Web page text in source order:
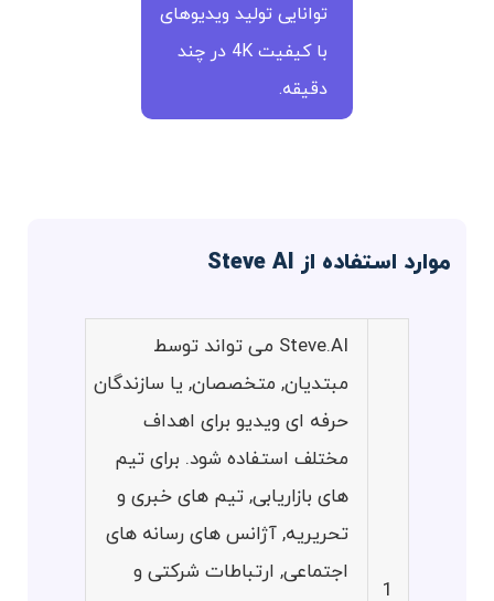
توانایی تولید ویدیوهای
با کیفیت 4K در چند
دقیقه.
موارد استفاده از Steve AI
1
Steve.AI می تواند توسط
مبتدیان, متخصصان, یا سازندگان
حرفه ای ویدیو برای اهداف
مختلف استفاده شود. برای تیم
های بازاریابی, تیم های خبری و
تحریریه, آژانس های رسانه های
اجتماعی, ارتباطات شرکتی و